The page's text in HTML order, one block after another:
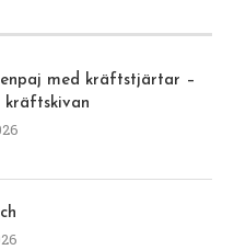
med kräftstjärtar –